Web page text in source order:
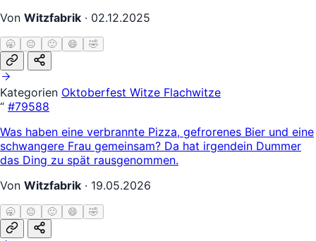
Von Witzfabrik · 02.12.2025
🥱 😐 🙂 😄 🤣
Kategorien Oktoberfest Witze Flachwitze
“ #79588
Was haben eine verbrannte Pizza, gefrorenes Bier und eine
schwangere Frau gemeinsam? Da hat irgendein Dummer
das Ding zu spät rausgenommen.
Von Witzfabrik · 19.05.2026
🥱 😐 🙂 😄 🤣